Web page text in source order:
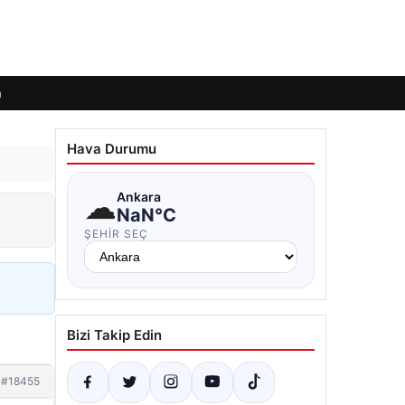
#18455
Hava Durumu
☁Ankara
NaN°C
ŞEHIR SEÇ
Bizi Takip Edin